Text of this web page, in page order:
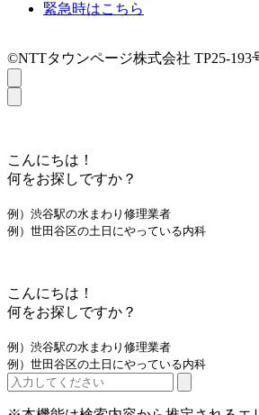
緊急時はこちら
©NTTタウンページ株式会社 TP25-193
こんにちは！
何をお探しですか？
例）渋谷駅の水まわり修理業者
例）世田谷区の土日にやっている内科
こんにちは！
何をお探しですか？
例）渋谷駅の水まわり修理業者
例）世田谷区の土日にやっている内科